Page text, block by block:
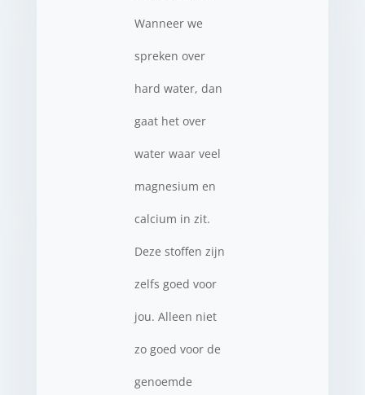
Wanneer we
spreken over
hard water, dan
gaat het over
water waar veel
magnesium en
calcium in zit.
Deze stoffen zijn
zelfs goed voor
jou. Alleen niet
zo goed voor de
genoemde